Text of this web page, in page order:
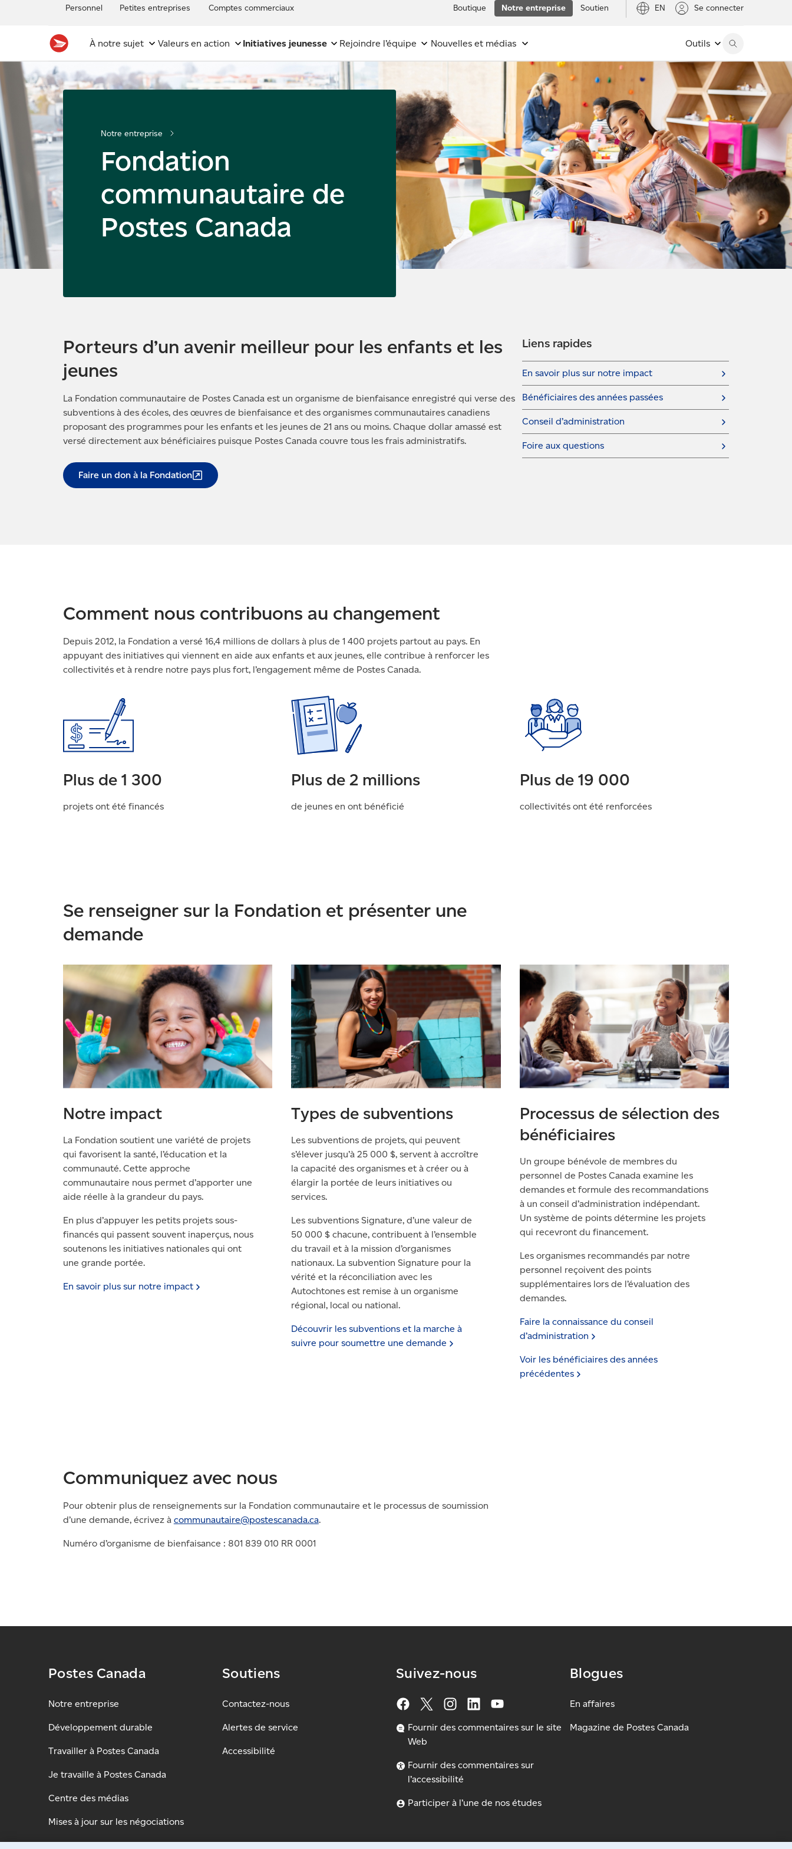
Personnel Petites entreprises Comptes commerciaux Boutique Notre entreprise Soutien EN Se connecter
À notre sujet Valeurs en action Initiatives jeunesse Rejoindre l’équipe Nouvelles et médias Outils
Notre entreprise
Fondation
communautaire de
Postes Canada
Porteurs d’un avenir meilleur pour les enfants et les
jeunes
La Fondation communautaire de Postes Canada est un organisme de bienfaisance enregistré qui verse des
subventions à des écoles, des œuvres de bienfaisance et des organismes communautaires canadiens
proposant des programmes pour les enfants et les jeunes de 21 ans ou moins. Chaque dollar amassé est
versé directement aux bénéficiaires puisque Postes Canada couvre tous les frais administratifs.
Faire un don à la Fondation
Liens rapides
En savoir plus sur notre impact
Bénéficiaires des années passées
Conseil d’administration
Foire aux questions
Comment nous contribuons au changement
Depuis 2012, la Fondation a versé 16,4 millions de dollars à plus de 1 400 projets partout au pays. En
appuyant des initiatives qui viennent en aide aux enfants et aux jeunes, elle contribue à renforcer les
collectivités et à rendre notre pays plus fort, l’engagement même de Postes Canada.
Plus de 1 300
projets ont été financés
Plus de 2 millions
de jeunes en ont bénéficié
Plus de 19 000
collectivités ont été renforcées
Se renseigner sur la Fondation et présenter une
demande
Notre impact
La Fondation soutient une variété de projets
qui favorisent la santé, l’éducation et la
communauté. Cette approche
communautaire nous permet d’apporter une
aide réelle à la grandeur du pays.
En plus d’appuyer les petits projets sous-
financés qui passent souvent inaperçus, nous
soutenons les initiatives nationales qui ont
une grande portée.
En savoir plus sur notre impact
Types de subventions
Les subventions de projets, qui peuvent
s’élever jusqu’à 25 000 $, servent à accroître
la capacité des organismes et à créer ou à
élargir la portée de leurs initiatives ou
services.
Les subventions Signature, d’une valeur de
50 000 $ chacune, contribuent à l’ensemble
du travail et à la mission d’organismes
nationaux. La subvention Signature pour la
vérité et la réconciliation avec les
Autochtones est remise à un organisme
régional, local ou national.
Découvrir les subventions et la marche à
suivre pour soumettre unedemande
Processus de sélection des
bénéficiaires
Un groupe bénévole de membres du
personnel de Postes Canada examine les
demandes et formule des recommandations
à un conseil d’administration indépendant.
Un système de points détermine les projets
qui recevront du financement.
Les organismes recommandés par notre
personnel reçoivent des points
supplémentaires lors de l’évaluation des
demandes.
Faire la connaissance du conseil
d’administration
Voir les bénéficiaires des années
précédentes
Communiquez avec nous
Pour obtenir plus de renseignements sur la Fondation communautaire et le processus de soumission
d’une demande, écrivez à communautaire@postescanada.ca.
Numéro d’organisme de bienfaisance : 801 839 010 RR 0001
Postes Canada
Notre entreprise
Développement durable
Travailler à Postes Canada
Je travaille à Postes Canada
Centre des médias
Mises à jour sur les négociations
Soutiens
Contactez-nous
Alertes de service
Accessibilité
Suivez-nous
Fournir des commentaires sur le site
Web
Fournir des commentaires sur
l’accessibilité
Participer à l’une de nos études
Blogues
En affaires
Magazine de Postes Canada